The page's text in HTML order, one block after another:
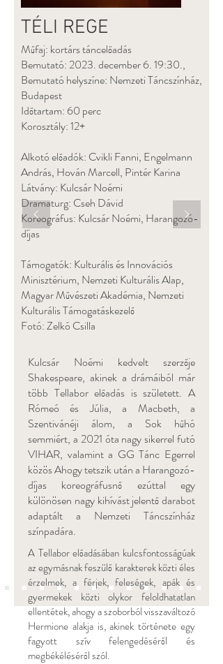
TÉLI REGE
Műfaj: kortárs táncelőadás
Bemutató: 2023. december 6. 19:30.,
Bemutató helyszíne: Nemzeti Táncszínház,
Budapest
Időtartam: 60 perc
Korosztály: 12+
Alkotó előadók: Cvikli Fanni, Engelmann
András, Hován Marcell, Pintér Karina
Látvány: Kulcsár Noémi
Dramaturg: Cseh Dávid
Koreográfus: Kulcsár Noémi, Harangozó-
díjas
Támogatók: Kulturális és Innovációs
Minisztérium, Nemzeti Kulturális Alap,
Magyar Művészeti Akadémia, Nemzeti
Kulturális Támogatáskezelő
Fotó: Zelkó Csilla
Kulcsár Noémi kedvelt szerzője
Shakespeare, akinek a drámáiból már
több Tellabor előadás is született. A
Rómeó és Júlia, a Macbeth, a
Szentivánéji álom, a Sok hűhó
semmiért, a 2021 óta nagy sikerrel futó
VIHAR, valamint a GG Tánc Egerrel
közös Ahogy tetszik után a Harangozó-
díjas koreográfusnő ezúttal egy
különösen nagy kihívást jelentő darabot
adaptált a Nemzeti Táncszínház
színpadára.
A Tellabor előadásában kulcsfontosságúak
az egymásnak feszülő karakterek közti éles
érzelmek, a férjek, feleségek, apák és
gyermekek közti olykor feloldhatatlan
ellentétek, ahogy a szoborból visszaváltozó
Hermione alakja is, akinek története egy
fagyott szív felengedéséről és
megbékéléséről szól.